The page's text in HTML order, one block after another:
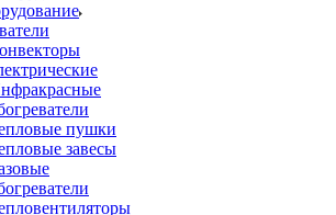
пушки
завесы